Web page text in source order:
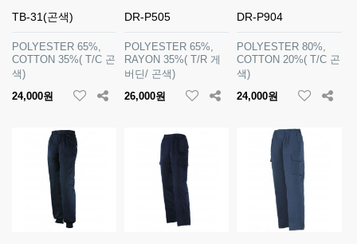
TB-31(곤색)
POLYESTER 65%,
COTTON 35%( T/C 곤
색)
24,000원
DR-P505
POLYESTER 65%,
RAYON 35%( T/R 게
버딘/ 곤색)
26,000원
DR-P904
POLYESTER 80%,
COTTON 20%( T/C 곤
색)
24,000원